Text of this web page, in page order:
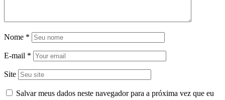
Nome *
E-mail *
Site
Salvar meus dados neste navegador para a próxima vez que eu